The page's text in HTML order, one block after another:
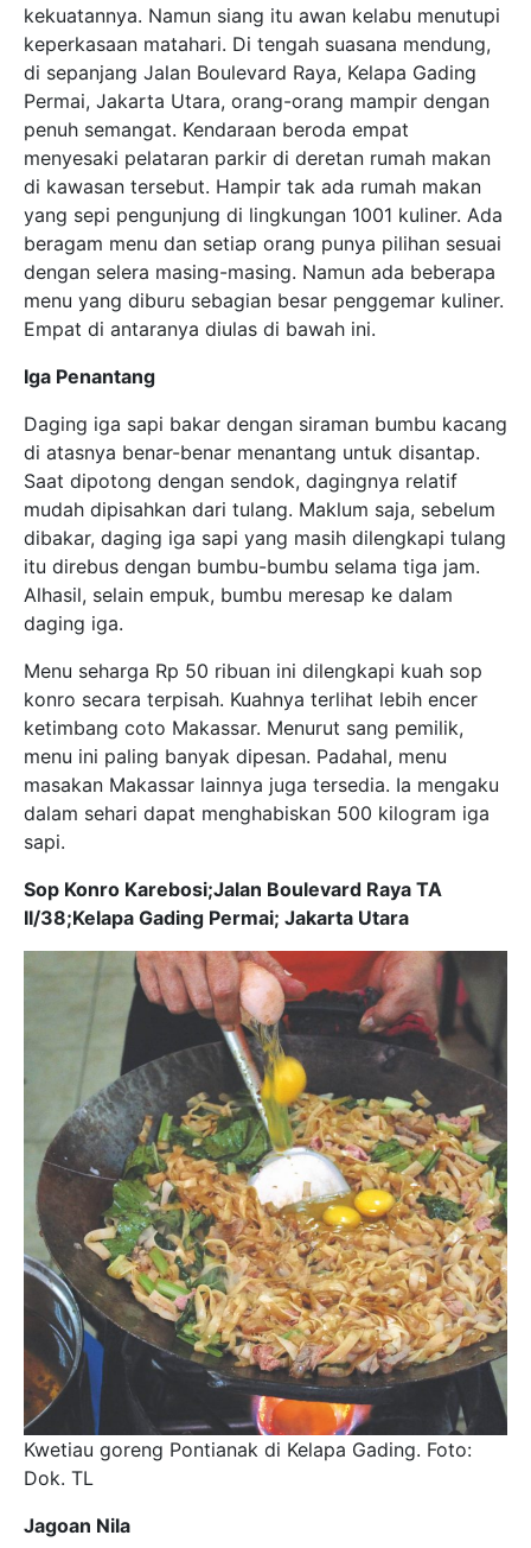
kekuatannya. Namun siang itu awan kelabu menutupi
keperkasaan matahari. Di tengah suasana mendung,
di sepanjang Jalan Boulevard Raya, Kelapa Gading
Permai, Jakarta Utara, orang-orang mampir dengan
penuh semangat. Kendaraan beroda empat
menyesaki pelataran parkir di deretan rumah makan
di kawasan tersebut. Hampir tak ada rumah makan
yang sepi pengunjung di lingkungan 1001 kuliner. Ada
beragam menu dan setiap orang punya pilihan sesuai
dengan selera masing-masing. Namun ada beberapa
menu yang diburu sebagian besar penggemar kuliner.
Empat di antaranya diulas di bawah ini.
Iga Penantang
Daging iga sapi bakar dengan siraman bumbu kacang
di atasnya benar-benar menantang untuk disantap.
Saat dipotong dengan sendok, dagingnya relatif
mudah dipisahkan dari tulang. Maklum saja, sebelum
dibakar, daging iga sapi yang masih dilengkapi tulang
itu direbus dengan bumbu-bumbu selama tiga jam.
Alhasil, selain empuk, bumbu meresap ke dalam
daging iga.
Menu seharga Rp 50 ribuan ini dilengkapi kuah sop
konro secara terpisah. Kuahnya terlihat lebih encer
ketimbang coto Makassar. Menurut sang pemilik,
menu ini paling banyak dipesan. Padahal, menu
masakan Makassar lainnya juga tersedia. Ia mengaku
dalam sehari dapat menghabiskan 500 kilogram iga
sapi.
Sop Konro Karebosi;Jalan Boulevard Raya TA
II/38;Kelapa Gading Permai; Jakarta Utara
Kwetiau goreng Pontianak di Kelapa Gading. Foto:
Dok. TL
Jagoan Nila